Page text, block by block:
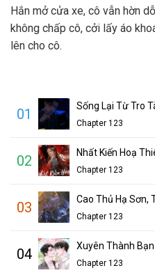
Hắn mở cửa xe, cô vẫn hờn
không chấp cô, cởi lấy áo
lên cho cô.
01 Sống Lại Từ Tro
Chapter 123
02 Nhất Kiến Hoạ
Chapter 123
03 Cao Thủ Hạ Sơn,
Chapter 123
04 Xuyên Thành
Chapter 123